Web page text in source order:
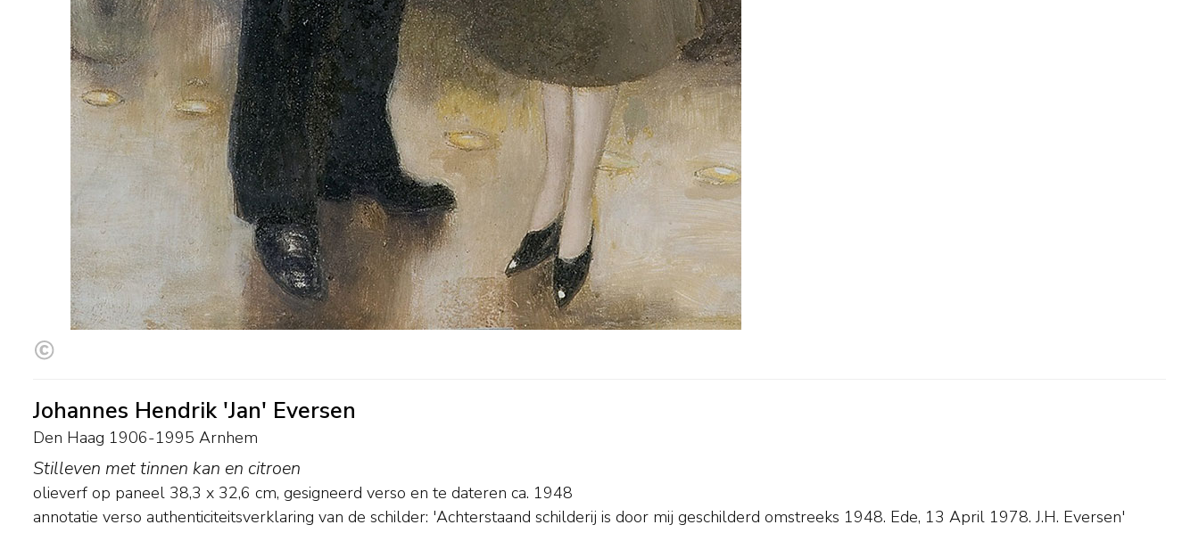
Johannes Hendrik 'Jan' Eversen
Den Haag 1906-1995 Arnhem
Stilleven met tinnen kan en citroen
olieverf op paneel 38,3 x 32,6 cm, gesigneerd verso en te dateren ca. 1948
annotatie verso authenticiteitsverklaring van de schilder: 'Achterstaand schilderij is door mij geschilderd omstreeks 1948. Ede, 13 April 1978. J.H. Eversen'